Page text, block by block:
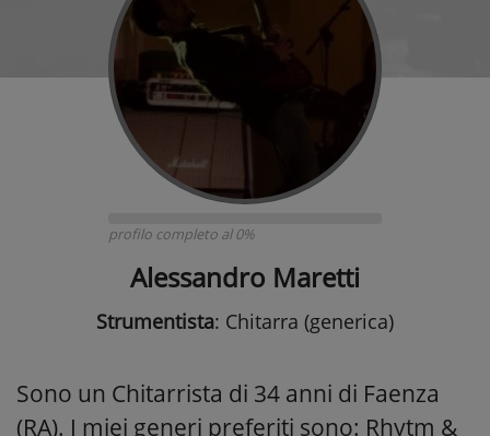
profilo completo al 0%
Alessandro Maretti
Strumentista: Chitarra (generica)
Sono un Chitarrista di 34 anni di Faenza
(RA). I miei generi preferiti sono: Rhytm &